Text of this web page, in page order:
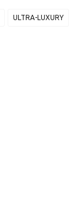
ULTRA-LUXURY